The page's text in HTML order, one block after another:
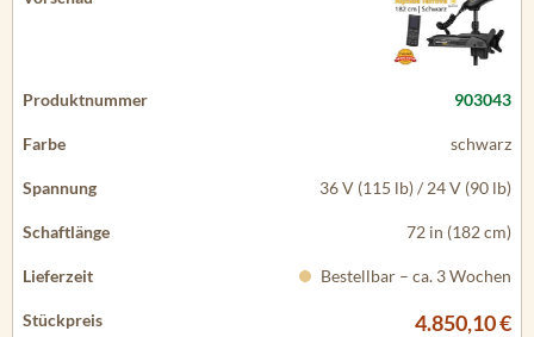
903043
schwarz
36 V (115 lb) / 24 V (90 lb)
72 in (182 cm)
Bestellbar – ca. 3 Wochen
4.850,10 €